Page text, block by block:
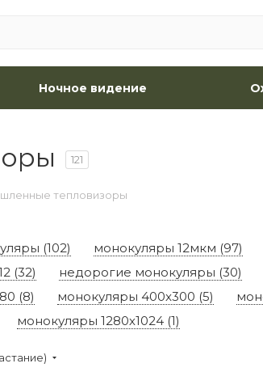
Ночное видение
121
тепловизоры
(102) монокуляры 12мкм (97)
(32)
недорогие монокуляры (30)
(8)
монокуляры 400x300 (5)
монокуляры 1280х1024 (1)